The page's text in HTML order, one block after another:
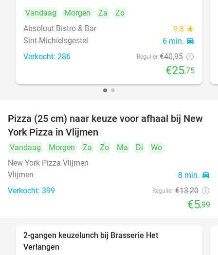
Vandaag
Morgen Za
Zo
Absoluut Bistro & Bar
9.8 star
Sint-Michielsgestel 6 min. directions_car
Verkocht: 286 Regulier €40,95
€25,75
55%
Pizza (25 cm) naar keuze voor afhaal bij New
York Pizza in Vlijmen
Vandaag Morgen Za Zo Ma Di
Wo
New York Pizza Vlijmen
Vlijmen
8 min. directions_car
Verkocht: 399 Regulier €13,20
€5,99
2-gangen keuzelunch bij Brasserie Het
Verlangen